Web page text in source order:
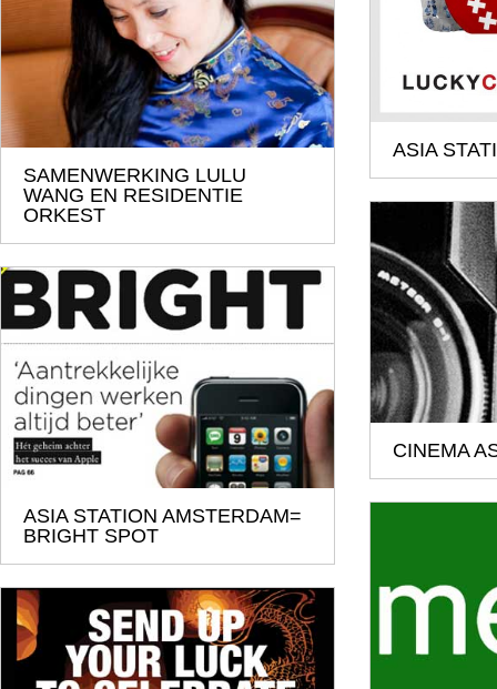
ASIA
SAMENWERKING LULU
WANG EN RESIDENTIE
ORKEST
CINEMA
ASIA STATION AMSTERDAM=
BRIGHT SPOT